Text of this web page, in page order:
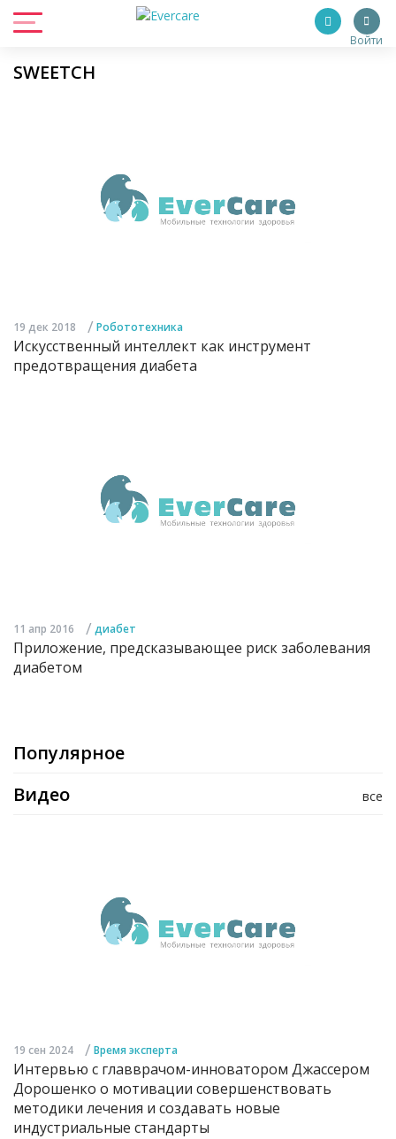
Войти
SWEETCH
19 дек 2018 / Робототехника
Искусственный интеллект как инструмент
предотвращения диабета
11 апр 2016 / диабет
Приложение, предсказывающее риск заболевания
диабетом
Популярное
все
Видео
19 сен 2024 / Время эксперта
Интервью с главврачом-инноватором Джассером
Дорошенко о мотивации совершенствовать
методики лечения и создавать новые
индустриальные стандарты